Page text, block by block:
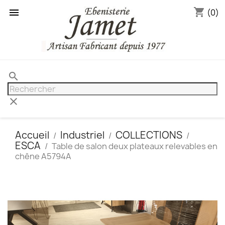
 shopping_cart (0)
search
clear
Accueil Industriel
COLLECTIONS
ESCA
Table de salon deux plateaux relevables en
chêne A5794A